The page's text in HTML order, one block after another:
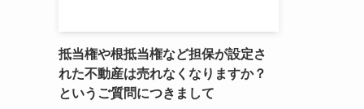
抵当権や根抵当権など担保が設定さ
れた不動産は売れなくなりますか？
というご質問につきまして